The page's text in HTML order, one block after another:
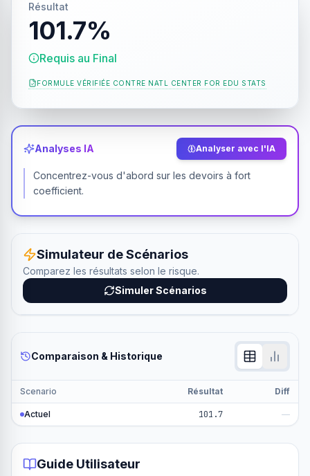
Résultat
101.7%
Requis au Final
FORMULE VÉRIFIÉE CONTRE NATL CENTER FOR EDU STATS
Analyses IA Analyser avec l'IA
Concentrez-vous d'abord sur les devoirs à fort
coefficient.
Simulateur de Scénarios
Comparez les résultats selon le risque.
Simuler Scénarios
Comparaison & Historique
Scenario Résultat Diff
Actuel 101.7 —
Guide Utilisateur